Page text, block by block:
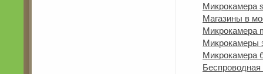
Микрокамера
Магазины в
Микрокамера
Микрокамеры
Микрокамера